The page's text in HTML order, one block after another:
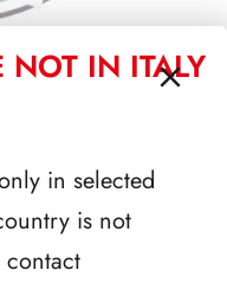
NOT IN ITALY
in selected
is not